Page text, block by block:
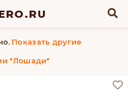
Показать другие
"Лошади"